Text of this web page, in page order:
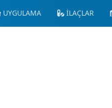
UYGULAMA İLAÇLAR